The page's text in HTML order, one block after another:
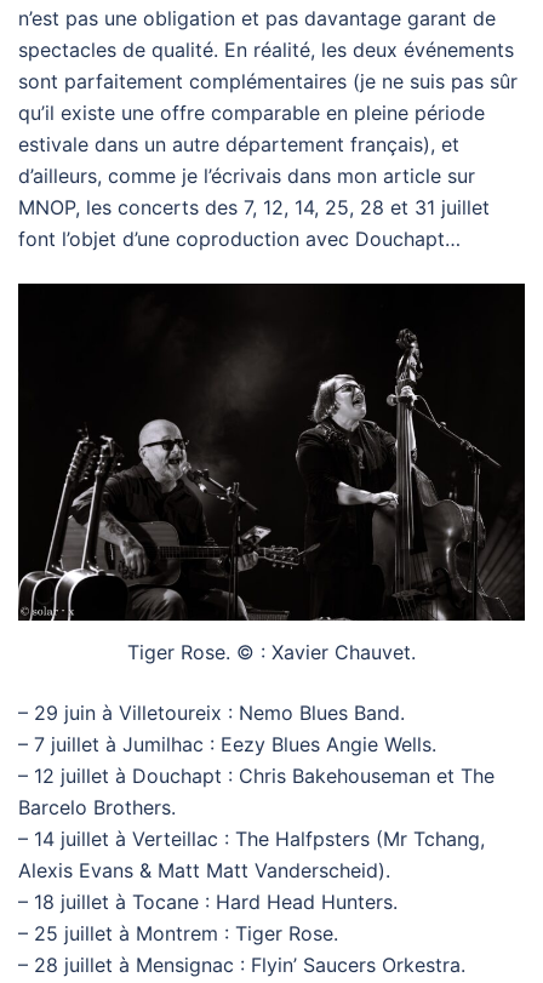
n’est pas une obligation et pas davantage garant de
spectacles de qualité. En réalité, les deux événements
sont parfaitement complémentaires (je ne suis pas sûr
qu’il existe une offre comparable en pleine période
estivale dans un autre département français), et
d’ailleurs, comme je l’écrivais dans mon article sur
MNOP, les concerts des 7, 12, 14, 25, 28 et 31 juillet
font l’objet d’une coproduction avec Douchapt…
Tiger Rose. © : Xavier Chauvet.
– 29 juin à Villetoureix : Nemo Blues Band.
– 7 juillet à Jumilhac : Eezy Blues Angie Wells.
– 12 juillet à Douchapt : Chris Bakehouseman et The
Barcelo Brothers.
– 14 juillet à Verteillac : The Halfpsters (Mr Tchang,
Alexis Evans & Matt Matt Vanderscheid).
– 18 juillet à Tocane : Hard Head Hunters.
– 25 juillet à Montrem : Tiger Rose.
– 28 juillet à Mensignac : Flyin’ Saucers Orkestra.